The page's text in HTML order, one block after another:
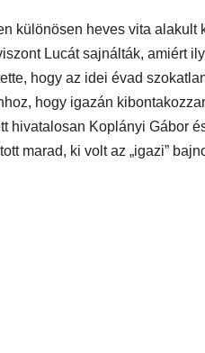
különösen heves vita alakult
Lucát sajnálták, amiért
hogy az idei évad
hogy igazán
hivatalosan Koplányi Gábor
marad, ki volt az „igazi”